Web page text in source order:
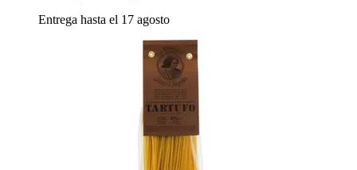
Entrega hasta el 17 agosto